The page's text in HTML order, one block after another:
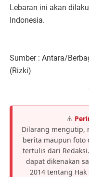
Lebaran ini akan
Indonesia.
Sumber : Antara/
(Rizki)
⚠️
Dilarang mengutip,
berita maupun foto
tertulis dari
dapat dikenakan
2014 tentang